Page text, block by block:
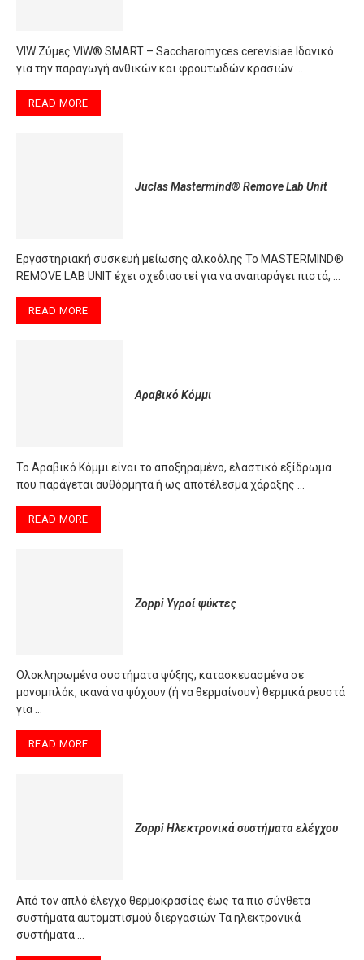
VIW Ζύμες VIW® SMART – Saccharomyces cerevisiae Ιδανικό
για την παραγωγή ανθικών και φρουτωδών κρασιών …
READ MORE
Juclas Mastermind® Remove Lab Unit
Εργαστηριακή συσκευή μείωσης αλκοόλης Το MASTERMIND®
REMOVE LAB UNIT έχει σχεδιαστεί για να αναπαράγει πιστά, …
READ MORE
Αραβικό Κόμμι
Το Αραβικό Κόμμι είναι το αποξηραμένο, ελαστικό εξίδρωμα
που παράγεται αυθόρμητα ή ως αποτέλεσμα χάραξης …
READ MORE
Zoppi Υγροί ψύκτες
Oλοκληρωμένα συστήματα ψύξης, κατασκευασμένα σε
μονομπλόκ, ικανά να ψύχουν (ή να θερμαίνουν) θερμικά ρευστά
για …
READ MORE
Zoppi Ηλεκτρονικά συστήματα ελέγχου
Από τον απλό έλεγχο θερμοκρασίας έως τα πιο σύνθετα
συστήματα αυτοματισμού διεργασιών Τα ηλεκτρονικά
συστήματα …